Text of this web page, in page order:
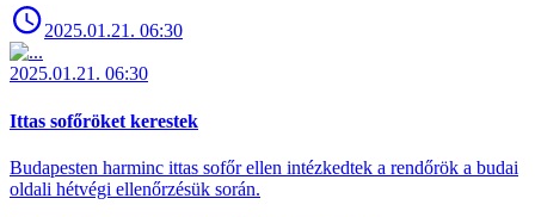
2025.01.21. 06:30
2025.01.21. 06:30
Ittas sofőröket kerestek
Budapesten harminc ittas sofőr ellen intézkedtek a rendőrök a budai
oldali hétvégi ellenőrzésük során.